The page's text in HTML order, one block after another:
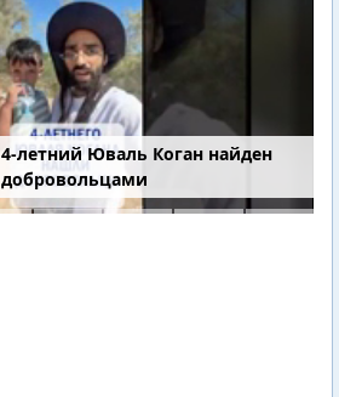
4-летний Юваль Коган найден
добровольцами